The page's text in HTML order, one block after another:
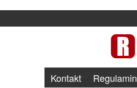
Kontakt Regulamin